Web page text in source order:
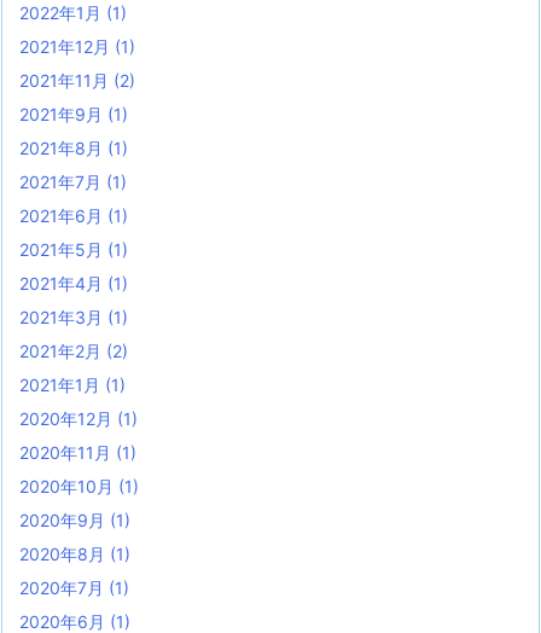
2022年1月 (1)
2021年12月 (1)
2021年11月 (2)
2021年9月 (1)
2021年8月 (1)
2021年7月 (1)
2021年6月 (1)
2021年5月 (1)
2021年4月 (1)
2021年3月 (1)
2021年2月 (2)
2021年1月 (1)
2020年12月 (1)
2020年11月 (1)
2020年10月 (1)
2020年9月 (1)
2020年8月 (1)
2020年7月 (1)
2020年6月 (1)